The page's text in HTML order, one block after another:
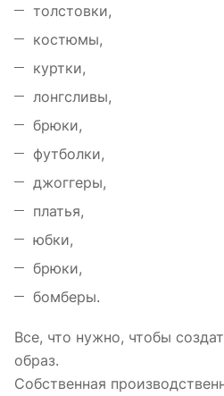
толстовки,
костюмы,
куртки,
лонгсливы,
брюки,
футболки,
джоггеры,
платья,
юбки,
брюки,
бомберы.
Все, что нужно, чтобы
образ.
Собственная